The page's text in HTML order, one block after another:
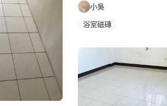
小吳
浴室磁磚